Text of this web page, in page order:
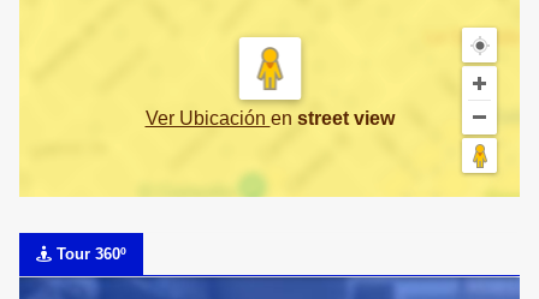
Ver Ubicación en street view
Tour 360º